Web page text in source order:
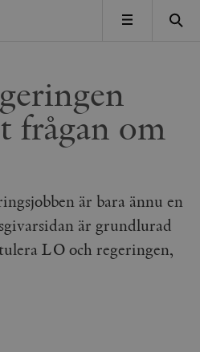
MENY
frågan om
är bara ännu en
är grundlurad
LO och regeringen,